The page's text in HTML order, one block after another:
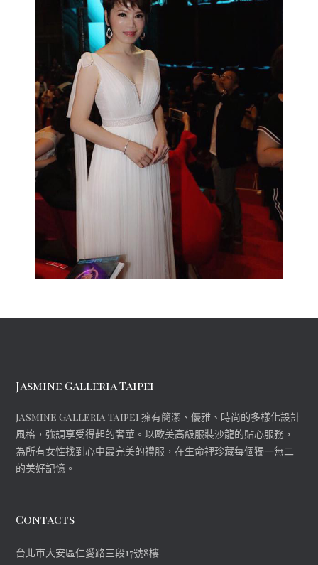
Jasmine Galleria Taipei
Jasmine Galleria Taipei 擁有簡潔、優雅、時尚的多樣化設計
風格，強調享受得起的奢華。以歐美高級服裝沙龍的貼心服務，
為所有女性找到心中最完美的禮服，在生命裡珍藏每個獨一無二
的美好記憶。
Contacts
台北市大安區仁愛路三段17號8樓